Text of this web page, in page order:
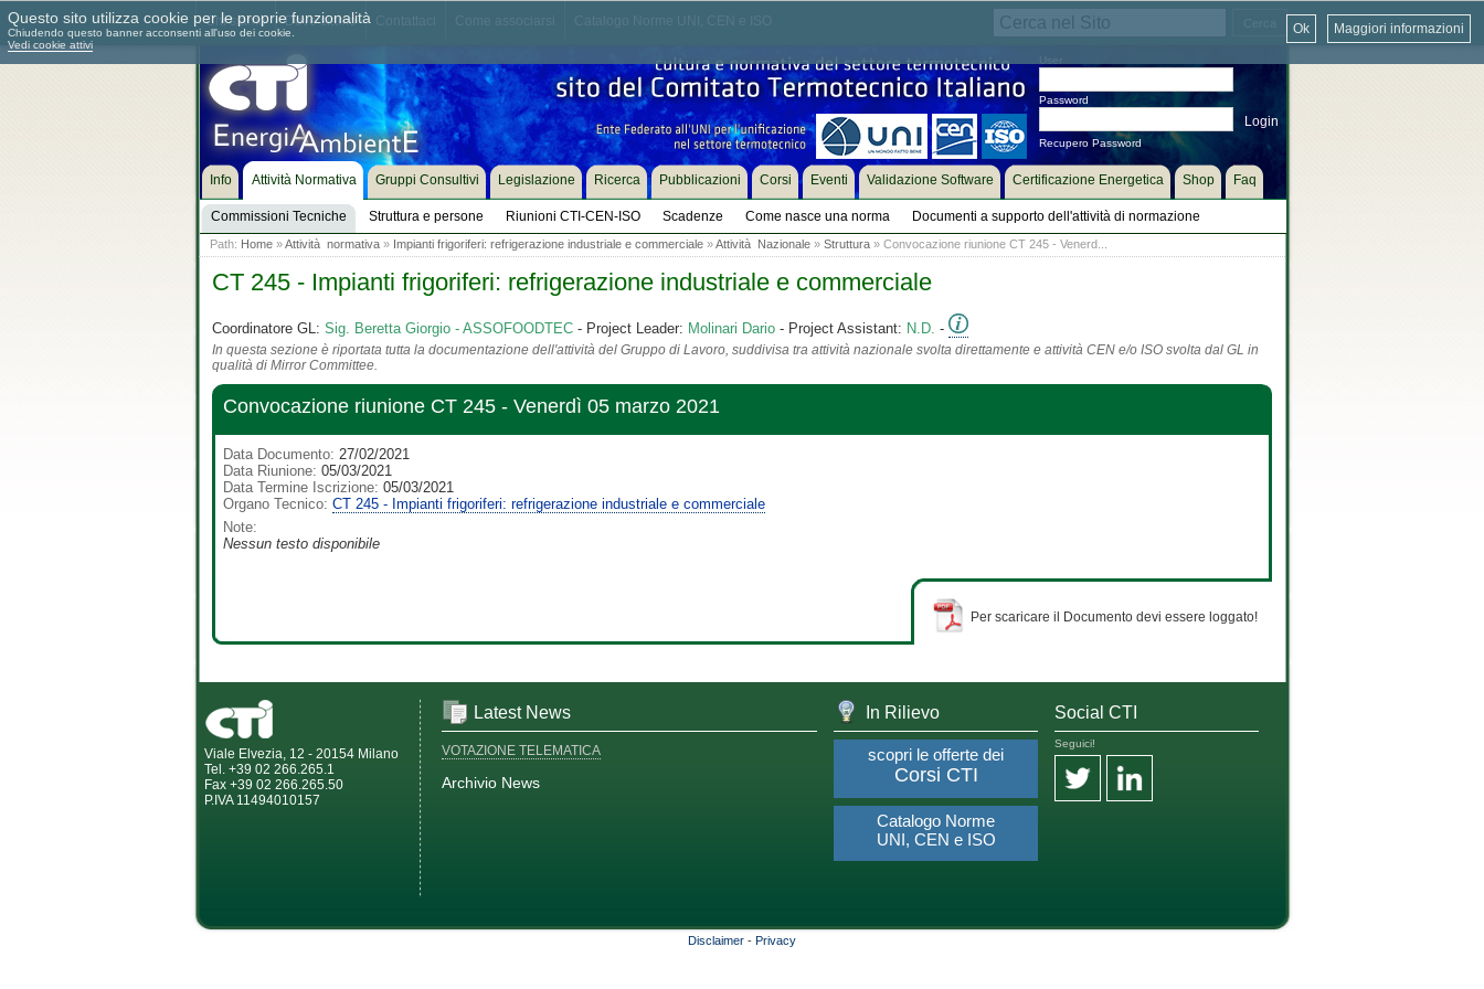
Chi siamo Dove siamo
Password
Recupero Password
Info Attività Normativa
Commissioni Tecniche Struttura e persone Riunioni CTI-CEN-ISO Scadenze Come nasce una norma Documenti a supporto dell'attività di normazione
Gruppi Consultivi Legislazione Ricerca Pubblicazioni Corsi Eventi Validazione Software Certificazione Energetica Shop Faq
Path: Home»Attività normativa» Impianti frigoriferi: refrigerazione industriale e commerciale»Attività Nazionale» Struttura» Convocazione riunione CT 245 - Venerd...
CT 245 - Impianti frigoriferi: refrigerazione industriale e commerciale
Coordinatore GL: Sig. Beretta Giorgio - ASSOFOODTEC- Project Leader: Molinari Dario- Project Assistant: N.D. -
In questa sezione è riportata tutta la documentazione dell'attività del Gruppo di Lavoro, suddivisa tra attività nazionale svolta direttamente e attività CEN e/o ISO svolta dal GL in
qualità di Mirror Committee.
Convocazione riunione CT 245 - Venerdì 05 marzo 2021
Data Documento: 27/02/2021
Data Riunione: 05/03/2021
Data Termine Iscrizione: 05/03/2021
Organo Tecnico: CT 245 - Impianti frigoriferi: refrigerazione industriale e commerciale
Note:
Nessun testo disponibile
Per scaricare il Documento devi essere loggato!
Viale Elvezia, 12 - 20154 Milano
Tel. +39 02 266.265.1
Fax +39 02 266.265.50
P.IVA 11494010157
Latest News
VOTAZIONE TELEMATICA
Archivio News
In Rilievo
scopri le offerte dei
Corsi CTI
Catalogo Norme
UNI, CEN e ISO
Social CTI
Seguici!
Disclaimer - Privacy
Questo sito utilizza cookie per le proprie funzionalità
Chiudendo questo banner acconsenti all'uso dei cookie.
Vedi cookie attivi
Maggiori informazioni
Ok